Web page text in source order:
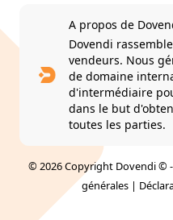
A propos de
Dovendi
vendeurs. Nous
de domaine
d'intermédiaire
dans le but
toutes les parties.
© 2026 Copyright Dovendi ©
générales |